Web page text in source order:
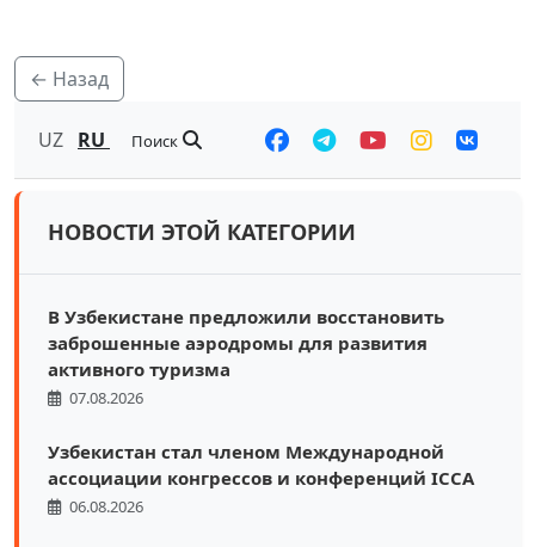
← Назад
UZ RU Поиск
НОВОСТИ ЭТОЙ КАТЕГОРИИ
В Узбекистане предложили восстановить
заброшенные аэродромы для развития
активного туризма
07.08.2026
Узбекистан стал членом Международной
ассоциации конгрессов и конференций ICCA
06.08.2026